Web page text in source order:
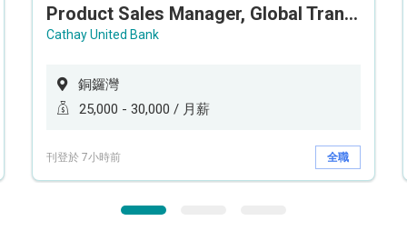
Product Sales Manager, Global Transaction Service (GTS)
Cathay United Bank
銅鑼灣
25,000 - 30,000 / 月薪
刊登於 7小時前 全職